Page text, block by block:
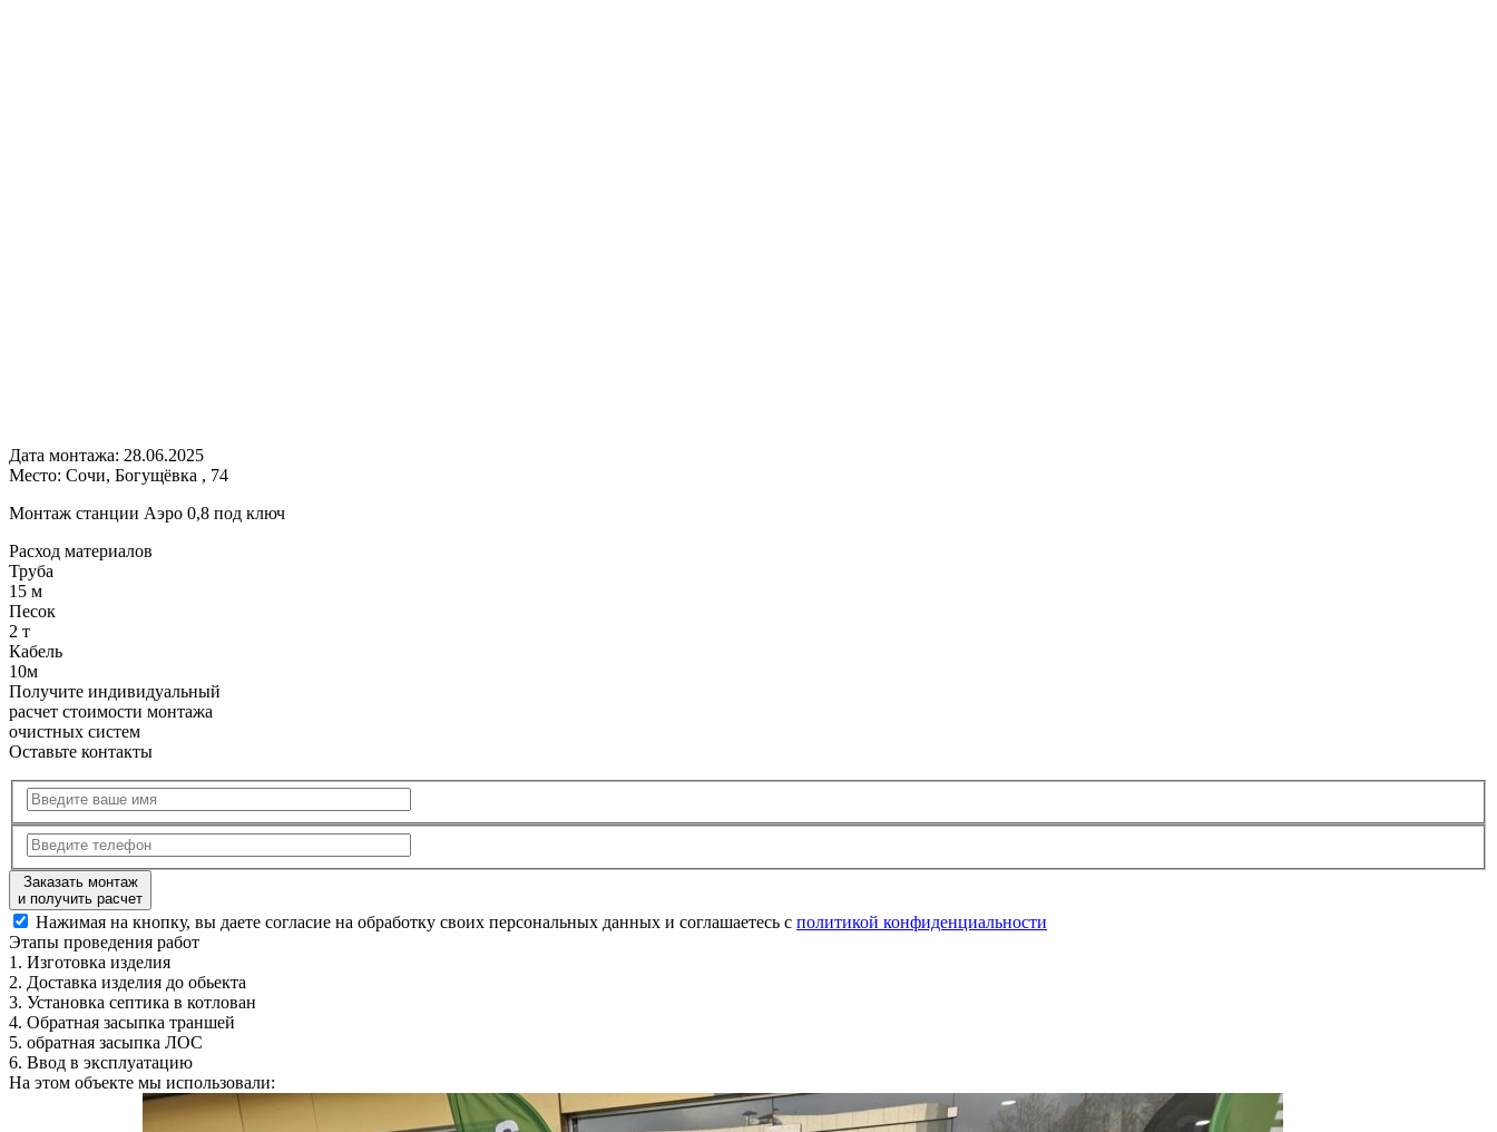
Дата монтажа: 28.06.2025
Место: Сочи, Богущёвка , 74
Монтаж станции Аэро 0,8 под ключ
Расход материалов
Труба
15 м
Песок
2 т
Кабель
10м
Получите индивидуальный
расчет стоимости монтажа
очистных систем
Оставьте контакты
Заказать монтаж
и получить расчет
Нажимая на кнопку, вы даете согласие на обработку своих персональных данных и соглашаетесь с политикой конфиденциальности
Этапы проведения работ
1. Изготовка изделия
2. Доставка изделия до обьекта
3. Установка септика в котлован
4. Обратная засыпка траншей
5. обратная засыпка ЛОС
6. Ввод в эксплуатацию
На этом объекте мы использовали: